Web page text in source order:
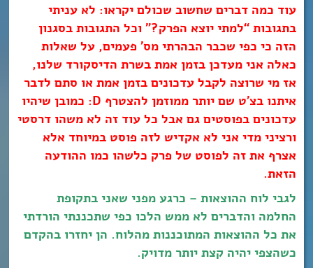
עוד כמה דברים שחשוב שכולם יקראו: לא עניתי
בתגובות “למתי יוצא הפרק?” וכל התגובות בסגנון
הזה כי כפי שכבר הבהרתי מס’ פעמים, על שאלות
כאלה אני מעדכן בזמן אמת בשרת הדיסקורד שלנו,
אז מי שרוצה לקבל עדכונים בזמן אמת או סתם לדבר
איתנו בצ’ט שם יותר ממוזמן להצטרף D: כמובן שיהיו
עדכונים בפוסטים גם אבל כל עוד זה לא משהו דרסטי
ורציני מדי אני לא אקדיש לזה פוסט במיוחד אלא
אצרף את זה לפוסט של פרק כלשהו כמו ההודעה
הזאת.
לגבי לוח ההוצאות – כרגע מפני שאני בתקופת
החלמה והדברים לא ממש הלכו כפי שתכננתי הורדתי
את כל ההוצאות המתוכננות מהלוח. הן יחזרו בהקדם
כשהצפי יהיה קצת יותר מדויק.